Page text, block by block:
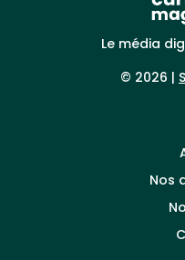
Le média
© 2026 |
Nos